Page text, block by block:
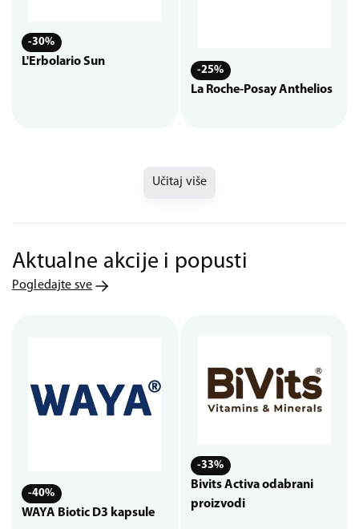
-30%
L'Erbolario Sun
-25%
La Roche-Posay Anthelios
Učitaj više
Aktualne akcije i popusti
Pogledajte sve
-40%
WAYA Biotic D3 kapsule
-33%
Bivits Activa odabrani
proizvodi